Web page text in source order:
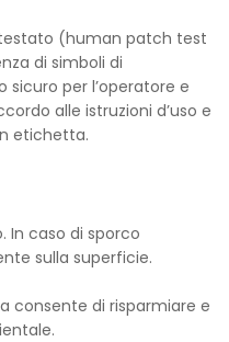
(human patch test
di simboli di
sicuro per l’operatore e
alle istruzioni d’uso e
etichetta.
In caso di sporco
sulla superficie.
consente di risparmiare e